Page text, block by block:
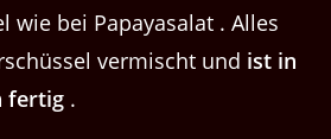
wie bei Papayasalat . Alles
vermischt und ist in
fertig .